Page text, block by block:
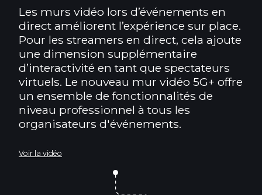
Les murs vidéo lors d’événements en
direct améliorent l’expérience sur place.
Pour les streamers en direct, cela ajoute
une dimension supplémentaire
d’interactivité en tant que spectateurs
virtuels. Le nouveau mur vidéo 5G+ offre
un ensemble de fonctionnalités de
niveau professionnel à tous les
organisateurs d'événements.
Voir la vidéo